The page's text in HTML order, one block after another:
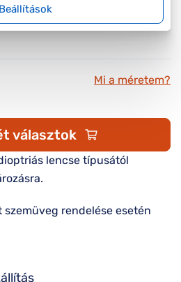
Mi a méretem?
választok
lencse típusától
rendelése esetén
Beállítások